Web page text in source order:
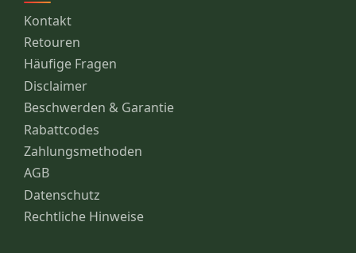
Kontakt
Retouren
Häufige Fragen
Disclaimer
Beschwerden & Garantie
Rabattcodes
Zahlungsmethoden
AGB
Datenschutz
Rechtliche Hinweise